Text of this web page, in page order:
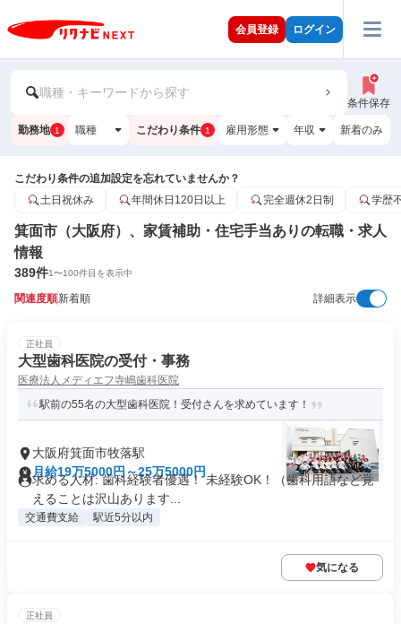
会員登録 ログイン
職種・キーワードから探す
条件保存
勤務地 1 職種 こだわり条件 1 雇用形態 年収 新着のみ
こだわり条件の追加設定を忘れていませんか？
土日祝休み
年間休日120日以上 完全週休2日制 学歴
箕面市（大阪府）、家賃補助・住宅手当ありの転職・求人
情報
389件1〜100件目を表示中
関連度順新着順 詳細表示
正社員
大型歯科医院の受付・事務
医療法人メディエフ寺嶋歯科医院
駅前の55名の大型歯科医院！受付さんを求めています！
大阪府箕面市牧落駅
月給19万5000円～25万5000円
求める人材: 歯科経験者優遇！ 未経験OK！（歯科用語など覚
えることは沢山あります...
交通費支給 駅近5分以内
気になる
正社員